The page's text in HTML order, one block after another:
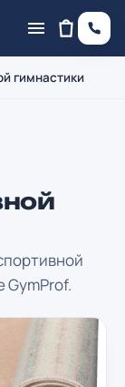
гимнастики
GymProf.